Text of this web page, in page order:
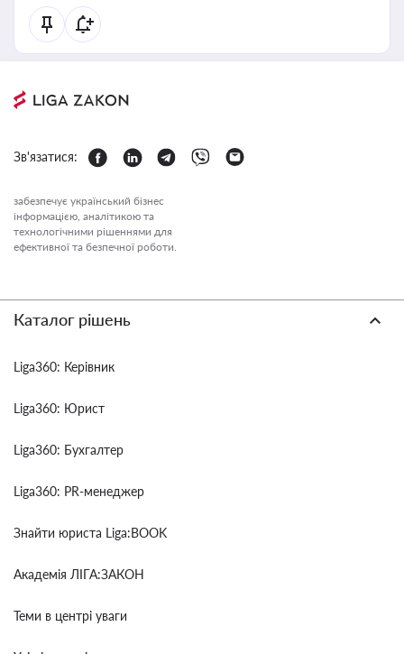
Зв'язатися:
забезпечує український бізнес
інформацією, аналітикою та
технологічними рішеннями для
ефективної та безпечної роботи.
Каталог рішень
Liga360: Керівник
Liga360: Юрист
Liga360: Бухгалтер
Liga360: PR-менеджер
Знайти юриста Liga:BOOK
Академія ЛІГА:ЗАКОН
Теми в центрі уваги